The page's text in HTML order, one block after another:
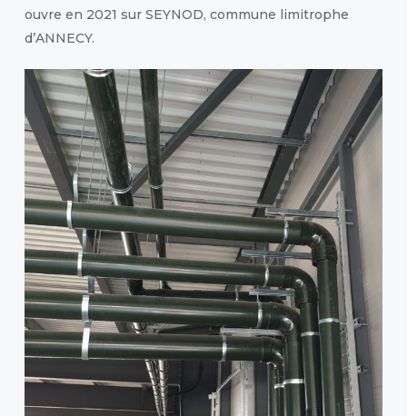
ouvre en 2021 sur SEYNOD, commune limitrophe
d’ANNECY.